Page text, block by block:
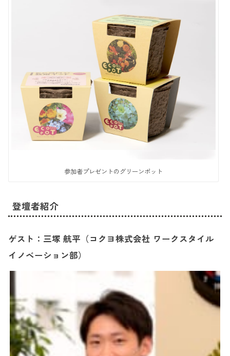
参加者プレゼントのグリーンポット
登壇者紹介
ゲスト：三塚 航平（コクヨ株式会社 ワークスタイル
イノベーション部）